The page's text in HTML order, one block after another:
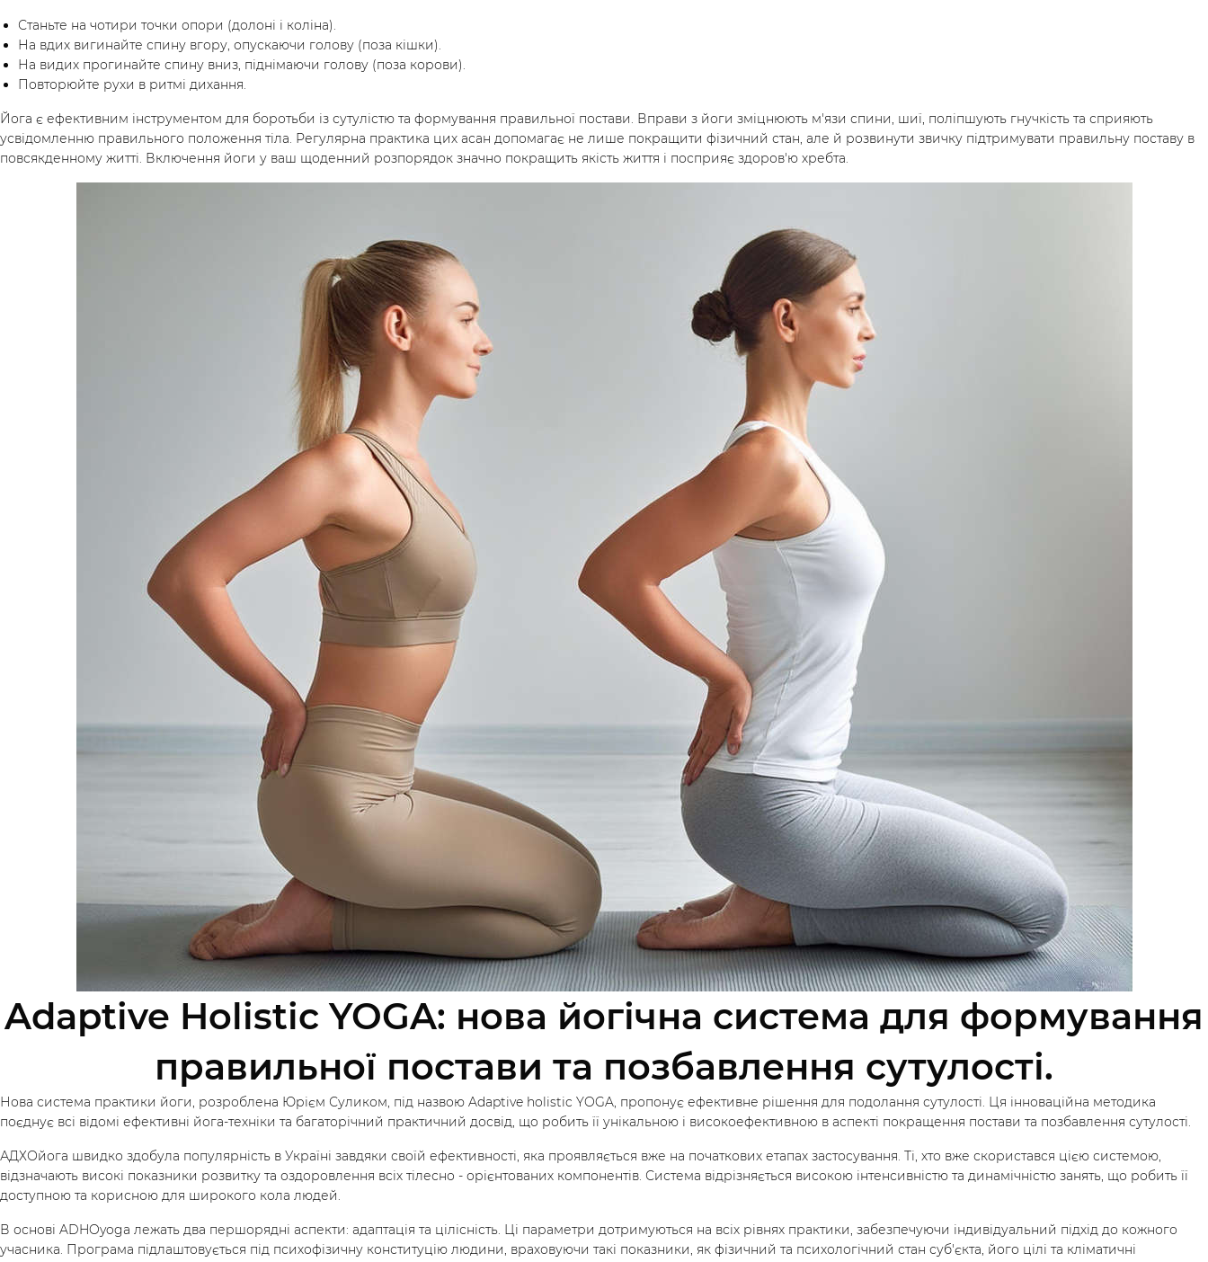
Станьте на чотири точки опори (долоні і коліна).
На вдих вигинайте спину вгору, опускаючи голову (поза кішки).
На видих прогинайте спину вниз, піднімаючи голову (поза корови).
Повторюйте рухи в ритмі дихання.
Йога є ефективним інструментом для боротьби із сутулістю та формування правильної постави. Вправи з йоги зміцнюють м'язи спини, шиї, поліпшують гнучкість та сприяють
усвідомленню правильного положення тіла. Регулярна практика цих асан допомагає не лише покращити фізичний стан, але й розвинути звичку підтримувати правильну поставу в
повсякденному житті. Включення йоги у ваш щоденний розпорядок значно покращить якість життя і посприяє здоров'ю хребта.
Adaptive Holistic YOGA: нова йогічна система для формування
правильної постави та позбавлення сутулості.
Нова система практики йоги, розроблена Юрієм Суликом, під назвою Adaptive holistic YOGA, пропонує ефективне рішення для подолання сутулості. Ця інноваційна методика
поєднує всі відомі ефективні йога-техніки та багаторічний практичний досвід, що робить її унікальною і високоефективною в аспекті покращення постави та позбавлення сутулості.
АДХОйога швидко здобула популярність в Україні завдяки своїй ефективності, яка проявляється вже на початкових етапах застосування. Ті, хто вже скористався цією системою,
відзначають високі показники розвитку та оздоровлення всіх тілесно - орієнтованих компонентів. Система відрізняється високою інтенсивністю та динамічністю занять, що робить її
доступною та корисною для широкого кола людей.
В основі ADHOyoga лежать два першорядні аспекти: адаптація та цілісність. Ці параметри дотримуються на всіх рівнях практики, забезпечуючи індивідуальний підхід до кожного
учасника. Програма підлаштовується під психофізичну конституцію людини, враховуючи такі показники, як фізичний та психологічний стан суб'єкта, його цілі та кліматичні